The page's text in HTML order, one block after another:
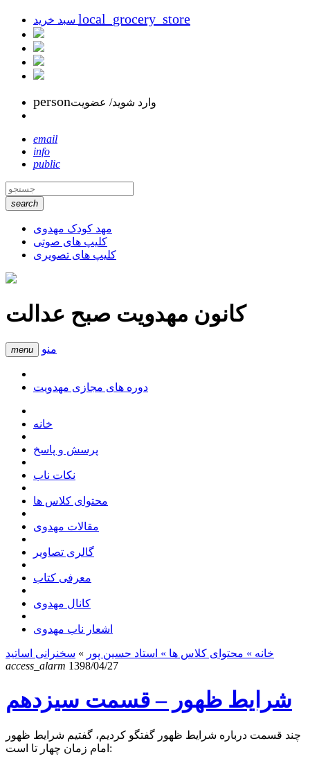
local_grocery_store
personوارد شوید/ عضویت
email
info
public
search
مهد کودک مهدوی
کلیپ های صوتی
کلیپ های تصویری
کانون مهدویت صبح عدالت
menu منو
دوره های مجازی مهدویت
خانه
پرسش و پاسخ
نکات ناب
محتوای کلاس ها
مقالات مهدوی
گالری تصاویر
معرفی کتاب
کانال مهدوی
اشعار ناب مهدوی
خانه » محتوای کلاس ها » استاد حسین پور » سخنرانی اساتید
access_alarm 1398/04/27
شرایط ظهور – قسمت سیزدهم
چند قسمت درباره شرایط ظهور گفتگو کردیم، گفتیم شرایط ظهور
امام زمان چهار‌ تا است: